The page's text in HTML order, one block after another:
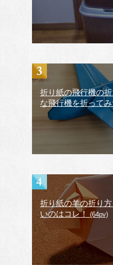
折り紙の飛行機の
な飛行機を折ってみ
折り紙の羊の折り
いのはコレ！
(64pv)